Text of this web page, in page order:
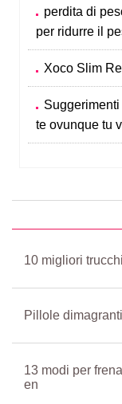
perdita di
per ridurre il
Xoco Slim
te ovunque tu
10 migliori
Pillole
13 modi per
en